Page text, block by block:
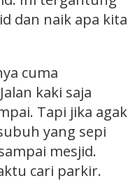
dan naik apa kita
cuma
kaki saja
Tapi jika agak
yang sepi
mesjid.
cari parkir.